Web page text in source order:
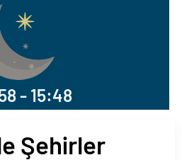
- 15:48
Şehirler